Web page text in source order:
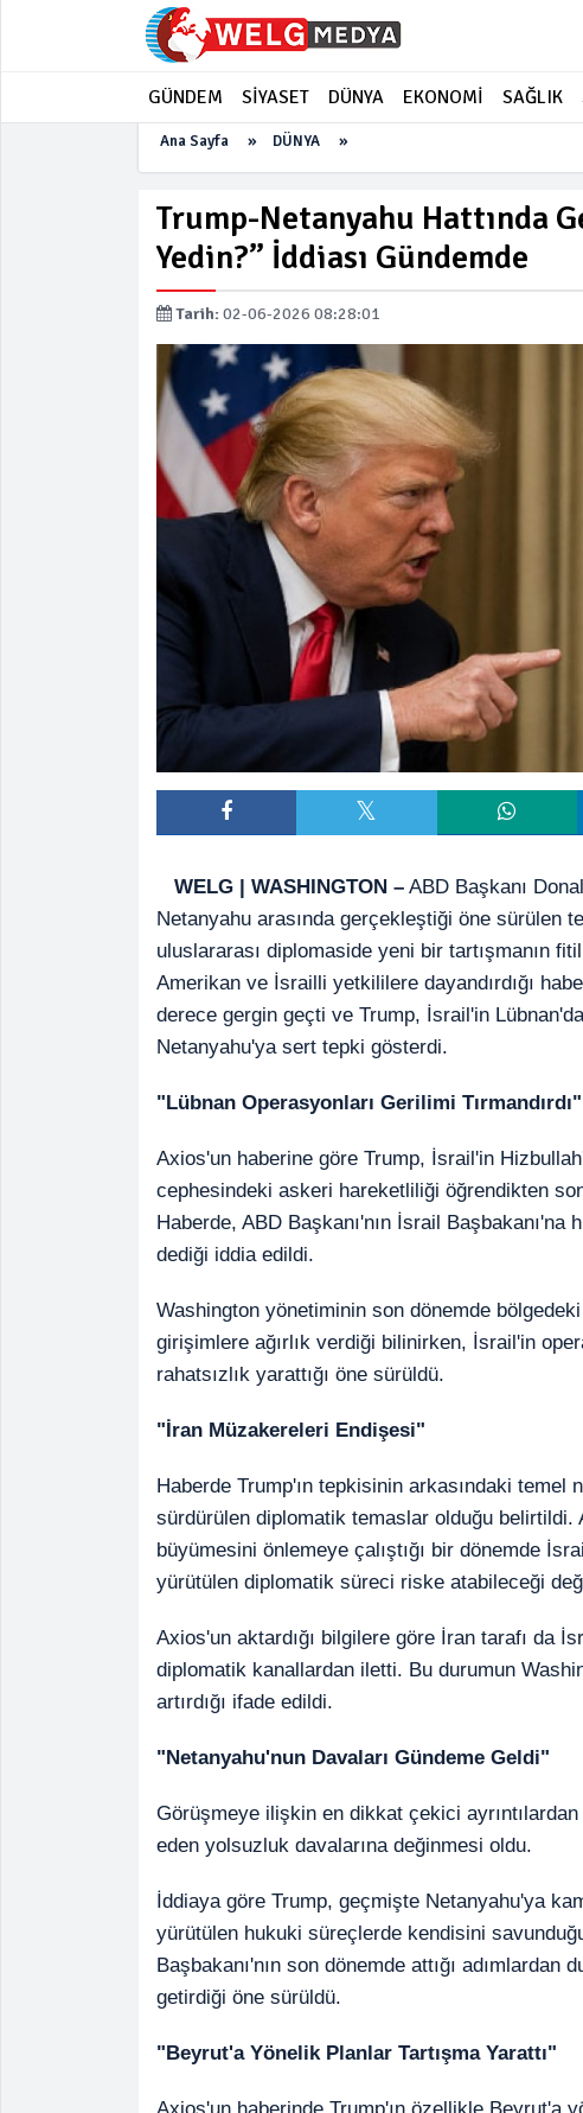
GÜNDEM SİYASET DÜNYA EKONOMİ SAĞLIK
Ana Sayfa » DÜNYA »
Trump-Netanyahu Hattında
Yedin?” İddiası Gündemde
Tarih:02-06-2026 08:28:01
WELG | WASHINGTON – ABD Başkanı
Netanyahu arasında gerçekleştiği öne sürülen
uluslararası diplomaside yeni bir tartışmanın
Amerikan ve İsrailli yetkililere dayandırdığı
derece gergin geçti ve Trump, İsrail'in
Netanyahu'ya sert tepki gösterdi.
"Lübnan Operasyonları Gerilimi Tırmandırdı"
Axios'un haberine göre Trump, İsrail'in
cephesindeki askeri hareketliliği öğrendikten
Haberde, ABD Başkanı'nın İsrail Başbakanı'na
dediği iddia edildi.
Washington yönetiminin son dönemde
girişimlere ağırlık verdiği bilinirken, İsrail'in
rahatsızlık yarattığı öne sürüldü.
"İran Müzakereleri Endişesi"
Haberde Trump'ın tepkisinin arkasındaki temel
sürdürülen diplomatik temaslar olduğu belirtildi.
büyümesini önlemeye çalıştığı bir dönemde
yürütülen diplomatik süreci riske atabileceği
Axios'un aktardığı bilgilere göre İran tarafı da
diplomatik kanallardan iletti. Bu durumun
artırdığı ifade edildi.
"Netanyahu'nun Davaları Gündeme Geldi"
Görüşmeye ilişkin en dikkat çekici
eden yolsuzluk davalarına değinmesi oldu.
İddiaya göre Trump, geçmişte Netanyahu'ya
yürütülen hukuki süreçlerde kendisini
Başbakanı'nın son dönemde attığı
getirdiği öne sürüldü.
"Beyrut'a Yönelik Planlar Tartışma Yarattı"